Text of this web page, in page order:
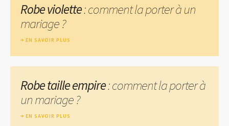
Robe violette: comment la porter à un
mariage ?
EN SAVOIR PLUS
Robe taille empire: comment la porter à
un mariage ?
EN SAVOIR PLUS